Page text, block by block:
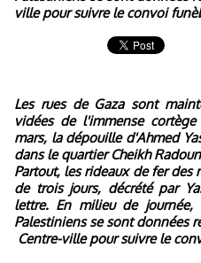
ville pour suivre le convoi
Les rues de Gaza sont maintenant désertes. Elles se sont
vidées de l'immense
mars, la dépouille d'Ahmed
dans le quartier Cheikh
Partout, les rideaux de fer des
de trois jours, décrété par
lettre. En milieu de
Palestiniens se sont données
Centre-ville pour suivre le